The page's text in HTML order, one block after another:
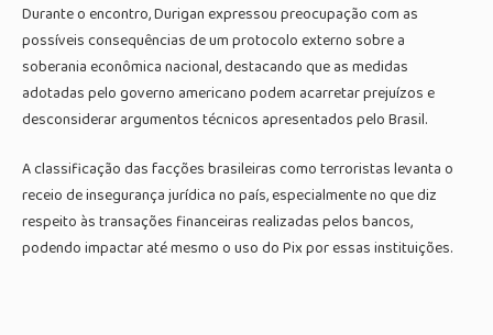
Durante o encontro, Durigan expressou preocupação com as
possíveis consequências de um protocolo externo sobre a
soberania econômica nacional, destacando que as medidas
adotadas pelo governo americano podem acarretar prejuízos e
desconsiderar argumentos técnicos apresentados pelo Brasil.
A classificação das facções brasileiras como terroristas levanta o
receio de insegurança jurídica no país, especialmente no que diz
respeito às transações financeiras realizadas pelos bancos,
podendo impactar até mesmo o uso do Pix por essas instituições.